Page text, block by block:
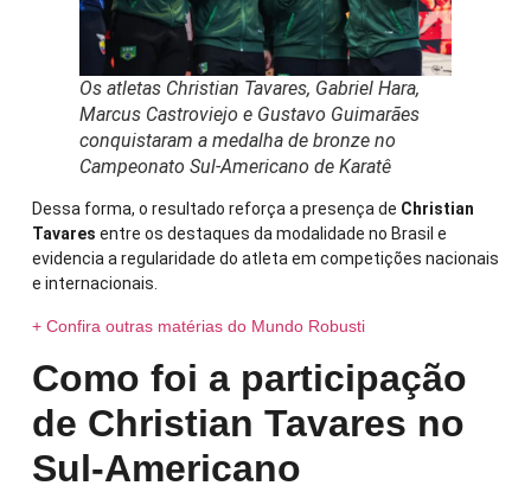
Os atletas Christian Tavares, Gabriel Hara,
Marcus Castroviejo e Gustavo Guimarães
conquistaram a medalha de bronze no
Campeonato Sul-Americano de Karatê
Dessa forma, o resultado reforça a presença de Christian
Tavares entre os destaques da modalidade no Brasil e
evidencia a regularidade do atleta em competições nacionais
e internacionais.
+ Confira outras matérias do Mundo Robusti
Como foi a participação
de Christian Tavares no
Sul-Americano